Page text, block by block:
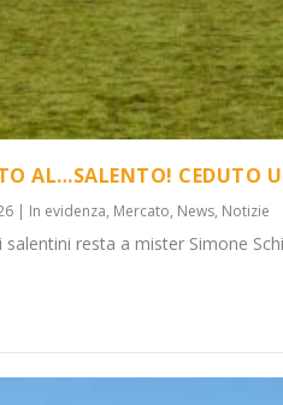
AL…SALENTO! CEDUTO
| In evidenza, Mercato, News, Notizie
salentini resta a mister Simone